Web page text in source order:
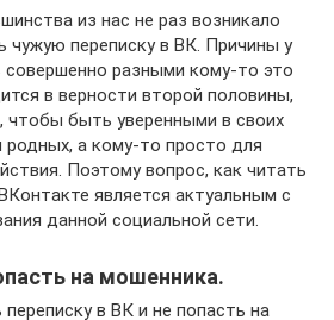
из нас не раз возникало
чужую переписку в ВК. Причины у
совершенно разными кому-то это
в верности второй половины,
чтобы быть уверенными в своих
родных, а кому-то просто для
Поэтому вопрос, как читать
является актуальным с
данной социальной сети.
на мошенника.
в ВК и не попасть на